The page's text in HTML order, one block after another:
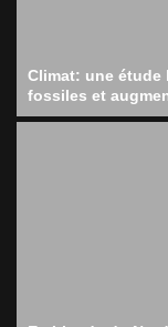
Climat: une étude
fossiles et